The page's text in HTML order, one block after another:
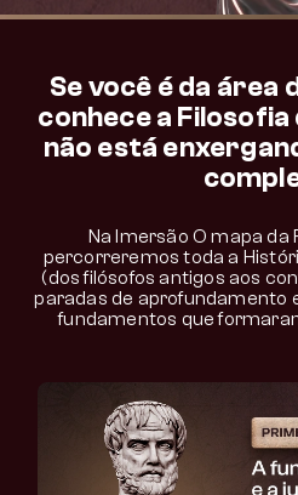
Se você é da área
conhece a
não está
Na Imersão O mapa da
percorreremos toda a
(dos filósofos antigos aos
paradas de aprofundamento
fundamentos que